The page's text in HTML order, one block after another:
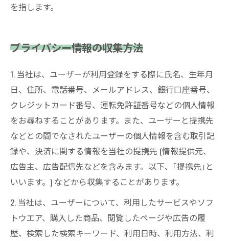
を指します。
プライバシー情報の収集方法
1. 当社は、ユーザーが利用登録をする際に氏名、生年月
日、住所、電話番号、メールアドレス、銀行口座番号、
クレジットカード番号、運転免許証番号などの個人情報
をお尋ねすることがあります。また、ユーザーと提携先
などとの間でなされたユーザーの個人情報を含む取引記
録や、決済に関する情報を当社の提携先 (情報提供元、
広告主、広告配信先などを含みます。以下、｢提携先｣と
いいます。) などから収集することがあります。
2. 当社は、ユーザーについて、利用したサービスやソフ
トウエア、購入した商品、閲覧したページや広告の履
歴、検索した検索キーワード、利用日時、利用方法、利